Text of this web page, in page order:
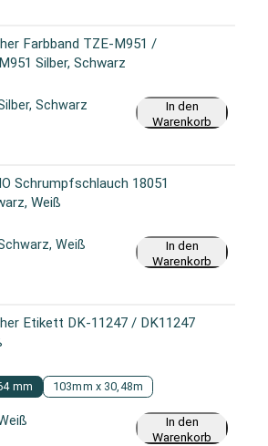
Farbband TZE-M951 /
Silber, Schwarz
Schwarz
In den
Warenkorb
Schrumpfschlauch 18051
Weiß
Weiß
In den
Warenkorb
Etikett DK-11247 / DK11247
mm 103mm x 30,48m
In den
Warenkorb